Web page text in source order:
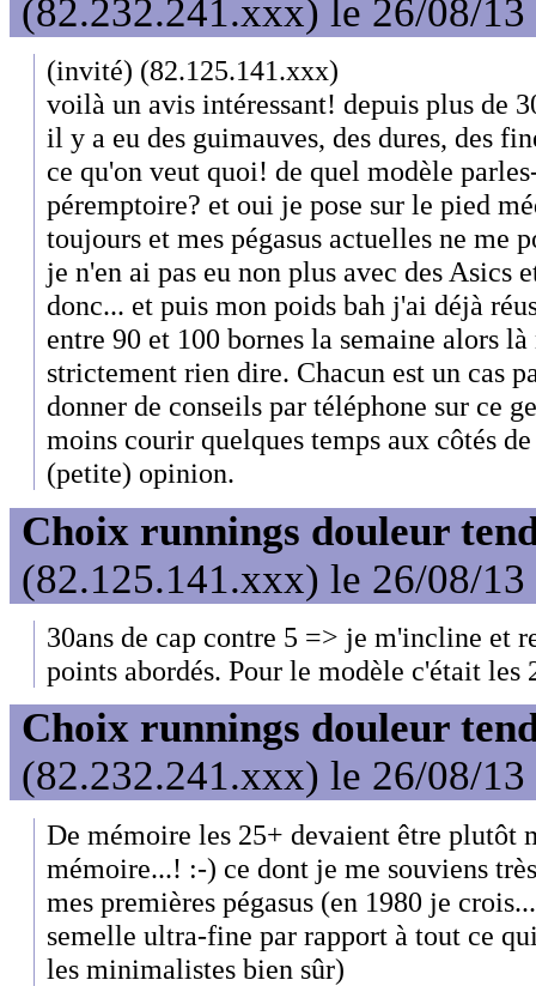
(82.232.241.xxx) le 26/08/13
(invité) (82.125.141.xxx)
voilà un avis intéressant! depuis plus de
il y a eu des guimauves, des dures, des
ce qu'on veut quoi! de quel modèle
péremptoire? et oui je pose sur le pied
toujours et mes pégasus actuelles ne me
je n'en ai pas eu non plus avec des Asics
donc... et puis mon poids bah j'ai déjà
entre 90 et 100 bornes la semaine alors
strictement rien dire. Chacun est un cas
donner de conseils par téléphone sur ce
moins courir quelques temps aux côtés
(petite) opinion.
Choix runnings douleur
(82.125.141.xxx) le 26/08/13
30ans de cap contre 5 => je m'incline et
points abordés. Pour le modèle c'était les
Choix runnings douleur
(82.232.241.xxx) le 26/08/13
De mémoire les 25+ devaient être plutôt
mémoire...! :-) ce dont je me souviens
mes premières pégasus (en 1980 je
semelle ultra-fine par rapport à tout ce
les minimalistes bien sûr)